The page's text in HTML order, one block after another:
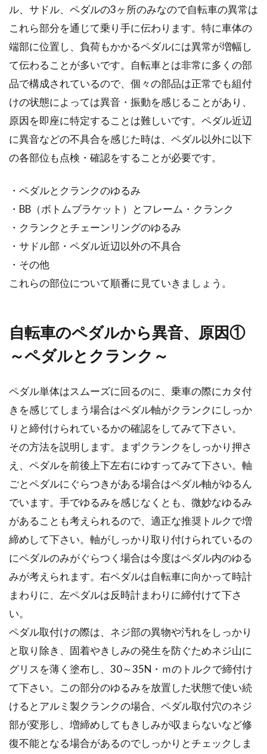
自転車タイヤの寿命
自転車タイヤの寿命ってどのくらいなのでしょ
うか。パンクしてしまったりダメになる前にき
都内での自転車運転が怖い方向けの
サイクリングコース！
都内は車も人も多く、自転車運転するのが怖い
という方は多いのではないでしょうか。そうい
った方で...
ひと括りにスポーツバイクといっても、種類は
いろいろあります。主なものの中にロードバイ
自転車の空気はほっといてもなくな
る？？
こんにちは、じてんしゃライターふくだです。
「自転車の空気ってほっといてもなくなるんで
すか？」「...
ロードバイクのタイヤの交換時期を
考える【目安を信じるな】
車輪で走る乗りもので、消耗が激しいのは、何
自転車のカーボンフレームにクラッ
ク！修理できる？
まだまだ高価であるものの、スポーツ自転車の
ル、サドル、ペダルの3ヶ所のみなので自転車の異常は
これら部分を通じて乗り手に伝わります。特に車体の
端部に位置し、負荷もかかるペダルには異常が増幅し
て伝わることが多いです。自転車とは非常に多くの部
品で構成されているので、個々の部品は正常でも組付
けの状態によっては異音・振動を感じることがあり、
原因を即座に特定することは難しいです。ペダル近辺
に異音などの不具合を感じた時は、ペダル以外に以下
の各部位も点検・確認をすることが必要です。
・ペダルとクランクのゆるみ
・BB（ボトムブラケット）とフレーム・クランク
・クランクとチェーンリングのゆるみ
・サドル部・ペダル近辺以外の不具合
・その他
これらの部位について順番に見ていきましょう。
自転車のペダルから異音、原因①
～ペダルとクランク～
ペダル単体はスムーズに回るのに、乗車の際にカタ付
きを感じてしまう場合はペダル軸がクランクにしっか
りと締付けられているかの確認をしてみて下さい。
その方法を説明します。まずクランクをしっかり押さ
え、ペダルを前後上下左右にゆすってみて下さい。軸
ごとペダルにぐらつきがある場合はペダル軸がゆるん
でいます。手でゆるみを感じなくとも、微妙なゆるみ
があることも考えられるので、適正な推奨トルクで増
締めして下さい。軸がしっかり取り付けられているの
にペダルのみがぐらつく場合は今度はペダル内のゆる
みが考えられます。右ペダルは自転車に向かって時計
まわりに、左ペダルは反時計まわりに締付けて下さ
い。
ペダル取付けの際は、ネジ部の異物や汚れをしっかり
と取り除き、固着やきしみの発生を防ぐためネジ山に
グリスを薄く塗布し、30～35N・ｍのトルクで締付け
て下さい。この部分のゆるみを放置した状態で使い続
けるとアルミ製クランクの場合、ペダル取付穴のネジ
部が変形し、増締めしてもきしみが収まらないなど修
復不能となる場合があるのでしっかりとチェックしま